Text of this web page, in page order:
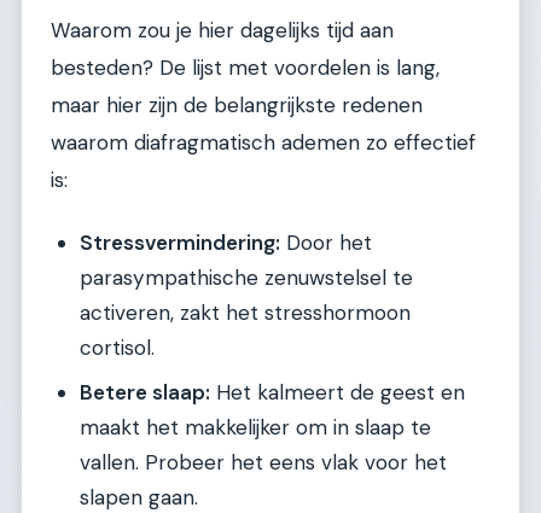
Waarom zou je hier dagelijks tijd aan
besteden? De lijst met voordelen is lang,
maar hier zijn de belangrijkste redenen
waarom diafragmatisch ademen zo effectief
is:
Stressvermindering: Door het
parasympathische zenuwstelsel te
activeren, zakt het stresshormoon
cortisol.
Betere slaap: Het kalmeert de geest en
maakt het makkelijker om in slaap te
vallen. Probeer het eens vlak voor het
slapen gaan.